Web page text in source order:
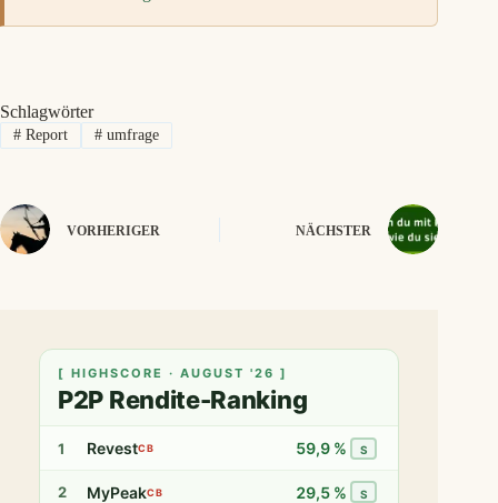
Schlagwörter
#Report #umfrage
VORHERIGER NÄCHSTER
[ HIGHSCORE · AUGUST '26 ]
P2P Rendite-Ranking
1 RevestCB 59,9 % S
2 MyPeakCB 29,5 % S